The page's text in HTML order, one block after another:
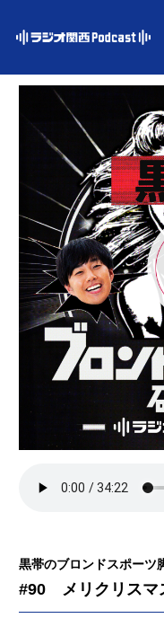
黒帯のブロンドスポーツ
#90 メリクリスマ